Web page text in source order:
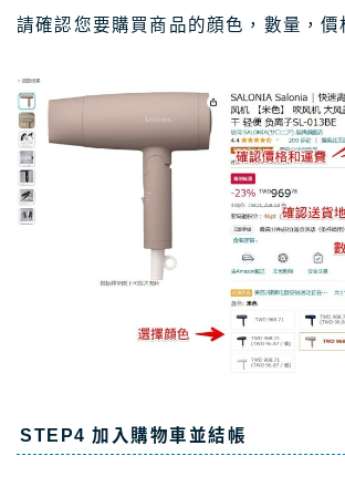
請確認您要購買商品的顔色，數量，價
STEP4 加入購物車並結帳